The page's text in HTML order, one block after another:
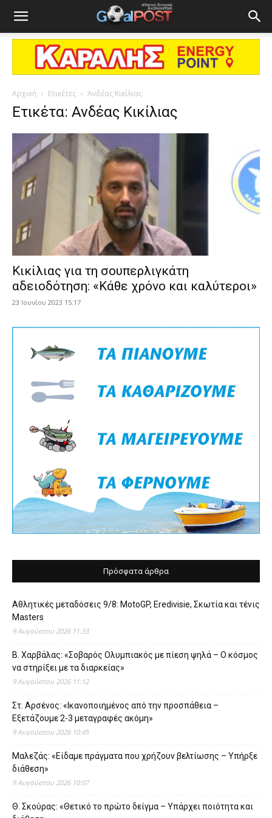
Αρχική Ετικέτες Ανδέας Κικίλιας
Ετικέτα: Ανδέας Κικίλιας
Κικίλιας για τη σουπερλιγκάτη
αδειοδότηση: «Kάθε χρόνο και καλύτεροι»
23 Ιουνίου 2023 15:17
Πρόσφατα άρθρα
Αθλητικές μεταδόσεις 9/8: MotoGP, Eredivisie, Σκωτία και τένις
Masters
9 Αυγούστου 2026 11:33
Β. Χαρβάλας: «Σοβαρός Ολυμπιακός με πίεση ψηλά – Ο κόσμος
να στηρίξει με τα διαρκείας»
9 Αυγούστου 2026 11:12
Στ. Αρσένος: «Ικανοποιημένος από την προσπάθεια –
Εξετάζουμε 2-3 μεταγραφές ακόμη»
9 Αυγούστου 2026 10:45
Μαλεζάς: «Είδαμε πράγματα που χρήζουν βελτίωσης – Υπήρξε
διάθεση»
9 Αυγούστου 2026 10:07
Θ. Σκούρας: «Θετικό το πρώτο δείγμα – Υπάρχει ποιότητα και